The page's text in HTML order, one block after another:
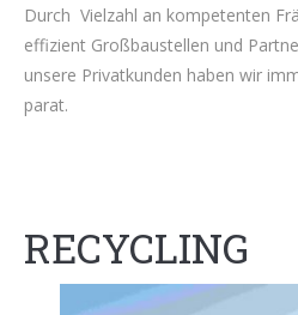
Durch Vielzahl an kompetenten
effizient Großbaustellen und
unsere Privatkunden haben wir
parat.
RECYCLING